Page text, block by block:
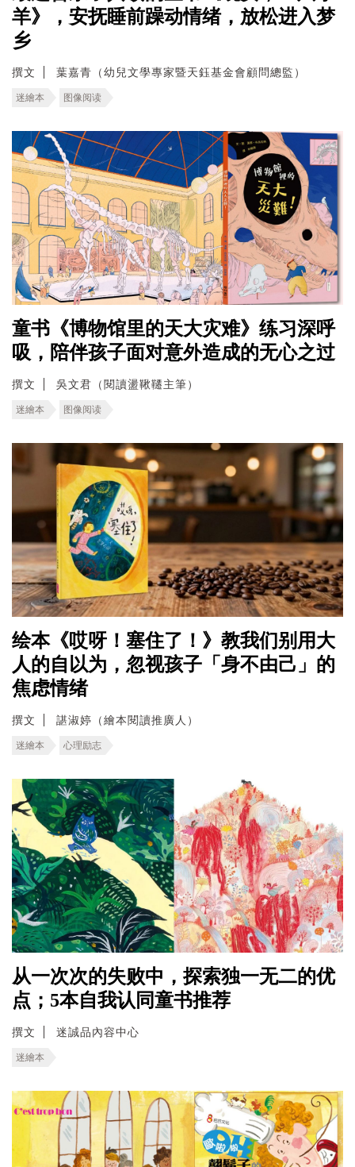
羊》，安抚睡前躁动情绪，放松进入梦
乡
撰文 葉嘉青（幼兒文學專家暨天鈺基金會顧問總監）
迷繪本 图像阅读
童书《博物馆里的天大灾难》练习深呼
吸，陪伴孩子面对意外造成的无心之过
撰文 吳文君（閱讀盪鞦韆主筆）
迷繪本 图像阅读
绘本《哎呀！塞住了！》教我们别用大
人的自以为，忽视孩子「身不由己」的
焦虑情绪
撰文 諶淑婷（繪本閱讀推廣人）
迷繪本 心理励志
从一次次的失败中，探索独一无二的优
点；5本自我认同童书推荐
撰文 迷誠品內容中心
迷繪本